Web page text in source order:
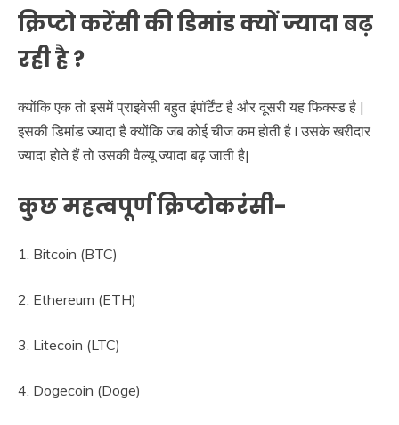
क्रिप्टो करेंसी की डिमांड क्यों ज्यादा बढ़
रही है?
क्योंकि एक तो इसमें प्राइवेसी बहुत इंपॉर्टेंट है और दूसरी यह फिक्स्ड है |
इसकी डिमांड ज्यादा है क्योंकि जब कोई चीज कम होती है l उसके खरीदार
ज्यादा होते हैं तो उसकी वैल्यू ज्यादा बढ़ जाती है|
कुछ महत्वपूर्ण क्रिप्टोकरंसी-
1. Bitcoin (BTC)
2. Ethereum (ETH)
3. Litecoin (LTC)
4. Dogecoin (Doge)